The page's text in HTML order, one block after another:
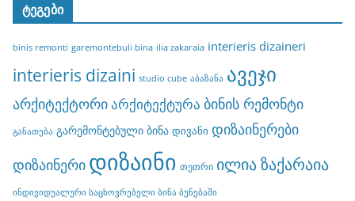
ტეგები
binis remonti garemontebuli bina ilia zakaraia interieris dizaineri
interieris dizaini studio cube აბაზანა ავეჯი
არქიტექტორიარქიტექტურა ბინის რემონტი
განათება გარემონტებული ბინა დივანი დიზაინერები
დიზაინერი დიზაინი თეთრი ილია ზაქარაია
ინდივიდუალური საცხოვრებელი ბინა ბუნებაში